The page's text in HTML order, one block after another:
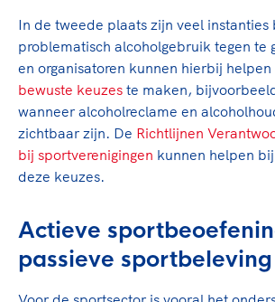
Groot en het Nederlands Elftal. Of
genieten van de karatewedstrijd
de halve marathon van je moeder
hockeywedstrijd van je buurjongen.
Lees verder
Samen voor een veilige
sportomgeving
Voor welk gedrag staat de club?
langs de lijn, in de kleedkamer,
En wat mag vooral niet? Een
hier richting aan en is dus een
onderdeel van het clubbeleid
Lees verder
binnen TeamNL programma's:
bestuurders, (technisch)
toekomstig kader.
Lees verder
In de tweede plaats zijn veel instanties
problematisch alcoholgebruik tegen te
en organisatoren kunnen hierbij
bewuste keuzes te maken,
wanneer alcoholreclame en
zichtbaar zijn. De Richtlijnen
bij sportverenigingen kunnen helpen
deze keuzes.
Actieve
passieve sportbeleving